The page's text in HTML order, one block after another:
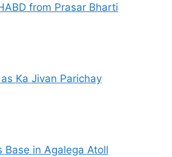
from Prasar Bharti
Ka Jivan Parichay
Base in Agalega Atoll